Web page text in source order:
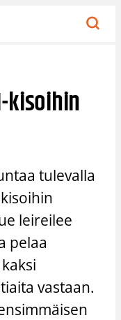
kisoihin
tulevalla
leireilee
pelaa
vastaan.